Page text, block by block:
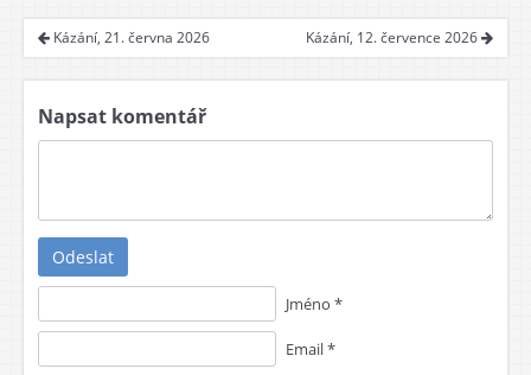
Kázání, 21. června 2026 Kázání, 12. července 2026
Napsat komentář
Odeslat
Jméno *
Email *